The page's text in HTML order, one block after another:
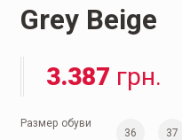
Grey Beige
3.387 грн.
Размер обуви
36 37